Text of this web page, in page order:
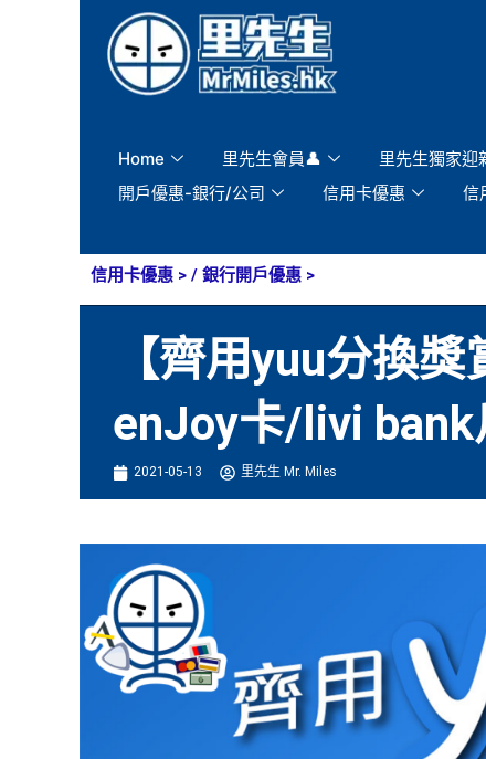
Home 里先生會員👤 里先生獨家迎
開戶優惠-銀行/公司
信用卡優惠 信
信用卡優惠 > / 銀行開戶優惠 >
【齊用yuu分換
enJoy卡/livi bank
2021-05-13 里先生 Mr. Miles